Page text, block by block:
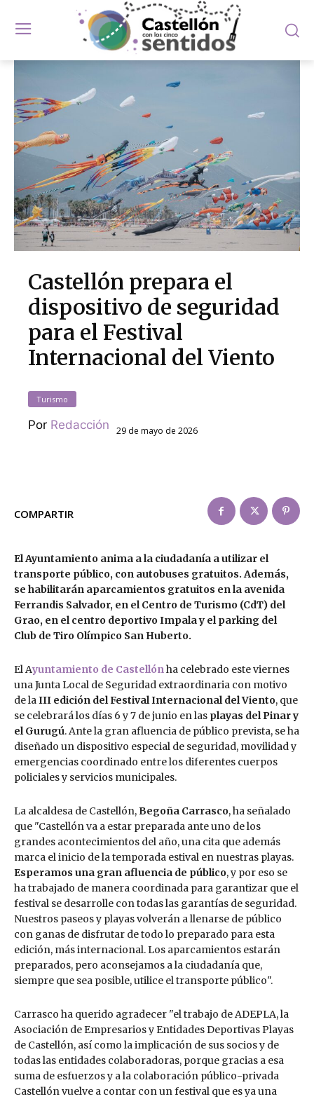
Castellón prepara el
dispositivo de seguridad
para el Festival
Internacional del Viento
Turismo
Por Redacción 29 de mayo de 2026
COMPARTIR
El Ayuntamiento anima a la ciudadanía a utilizar el
transporte público, con autobuses gratuitos. Además,
se habilitarán aparcamientos gratuitos en la avenida
Ferrandis Salvador, en el Centro de Turismo (CdT) del
Grao, en el centro deportivo Impala y el parking del
Club de Tiro Olímpico San Huberto.
El Ayuntamiento de Castellónha celebrado este viernes
una Junta Local de Seguridad extraordinaria con motivo
de laIII edición del Festival Internacional del Viento, que
se celebrará los días 6 y 7 de junio en las playas del Pinar y
el Gurugú. Ante la gran afluencia de público prevista, se ha
diseñado un dispositivo especial de seguridad, movilidad y
emergencias coordinado entre los diferentes cuerpos
policiales y servicios municipales.
La alcaldesa de Castellón,Begoña Carrasco, ha señalado
que "Castellón va a estar preparada ante uno de los
grandes acontecimientos del año, una cita que además
marca el inicio de la temporada estival en nuestras playas.
Esperamos una gran afluencia de público, y por eso se
ha trabajado de manera coordinada para garantizar que el
festival se desarrolle con todas las garantías de seguridad.
Nuestros paseos y playas volverán a llenarse de público
con ganas de disfrutar de todo lo preparado para esta
edición, más internacional. Los aparcamientos estarán
preparados, pero aconsejamos a la ciudadanía que,
siempre que sea posible, utilice el transporte público".
Carrasco ha querido agradecer "el trabajo de ADEPLA, la
Asociación de Empresarios y Entidades Deportivas Playas
de Castellón, así como la implicación de sus socios y de
todas las entidades colaboradoras, porque gracias a esa
suma de esfuerzos y a la colaboración público-privada
Castellón vuelve a contar con un festival que es ya una